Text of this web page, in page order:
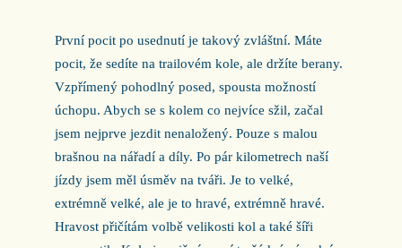
První pocit po usednutí je takový zvláštní. Máte
pocit, že sedíte na trailovém kole, ale držíte berany.
Vzpřímený pohodlný posed, spousta možností
úchopu. Abych se s kolem co nejvíce sžil, začal
jsem nejprve jezdit nenaložený. Pouze s malou
brašnou na nářadí a díly. Po pár kilometrech naší
jízdy jsem měl úsměv na tváři. Je to velké,
extrémně velké, ale je to hravé, extrémně hravé.
Hravost přičítám volbě velikosti kol a také šíři